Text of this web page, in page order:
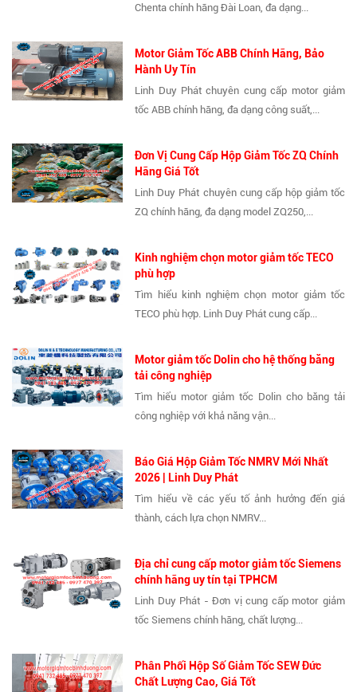
Chenta chính hãng Đài Loan, đa dạng...
Motor Giảm Tốc ABB Chính Hãng, Bảo
Hành Uy Tín
Linh Duy Phát chuyên cung cấp motor giảm
tốc ABB chính hãng, đa dạng công suất,...
Đơn Vị Cung Cấp Hộp Giảm Tốc ZQ Chính
Hãng Giá Tốt
Linh Duy Phát chuyên cung cấp hộp giảm tốc
ZQ chính hãng, đa dạng model ZQ250,...
Kinh nghiệm chọn motor giảm tốc TECO
phù hợp
Tìm hiểu kinh nghiệm chọn motor giảm tốc
TECO phù hợp. Linh Duy Phát cung cấp...
Motor giảm tốc Dolin cho hệ thống băng
tải công nghiệp
Tìm hiểu motor giảm tốc Dolin cho băng tải
công nghiệp với khả năng vận...
Báo Giá Hộp Giảm Tốc NMRV Mới Nhất
2026 | Linh Duy Phát
Tìm hiểu về các yếu tố ảnh hưởng đến giá
thành, cách lựa chọn NMRV...
Địa chỉ cung cấp motor giảm tốc Siemens
chính hãng uy tín tại TPHCM
Linh Duy Phát - Đơn vị cung cấp motor giảm
tốc Siemens chính hãng, chất lượng...
Phân Phối Hộp Số Giảm Tốc SEW Đức
Chất Lượng Cao, Giá Tốt